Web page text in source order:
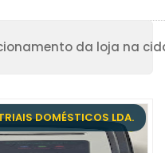
da loja na
DOMÉSTICOS LDA.